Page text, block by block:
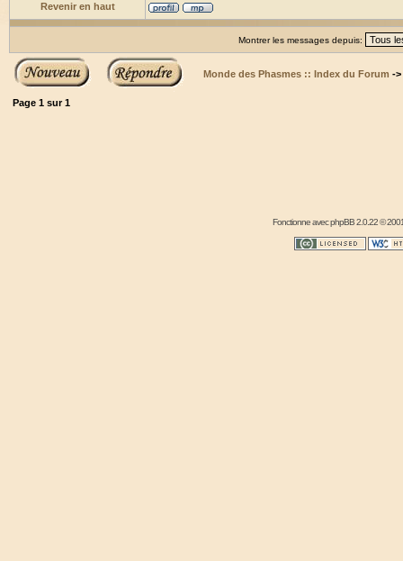
Revenir en haut
Montrer les messages depuis:
Monde des Phasmes :: Index du Forum ->
Page 1 sur1
Fonctionne avecphpBB2.0.22 ©